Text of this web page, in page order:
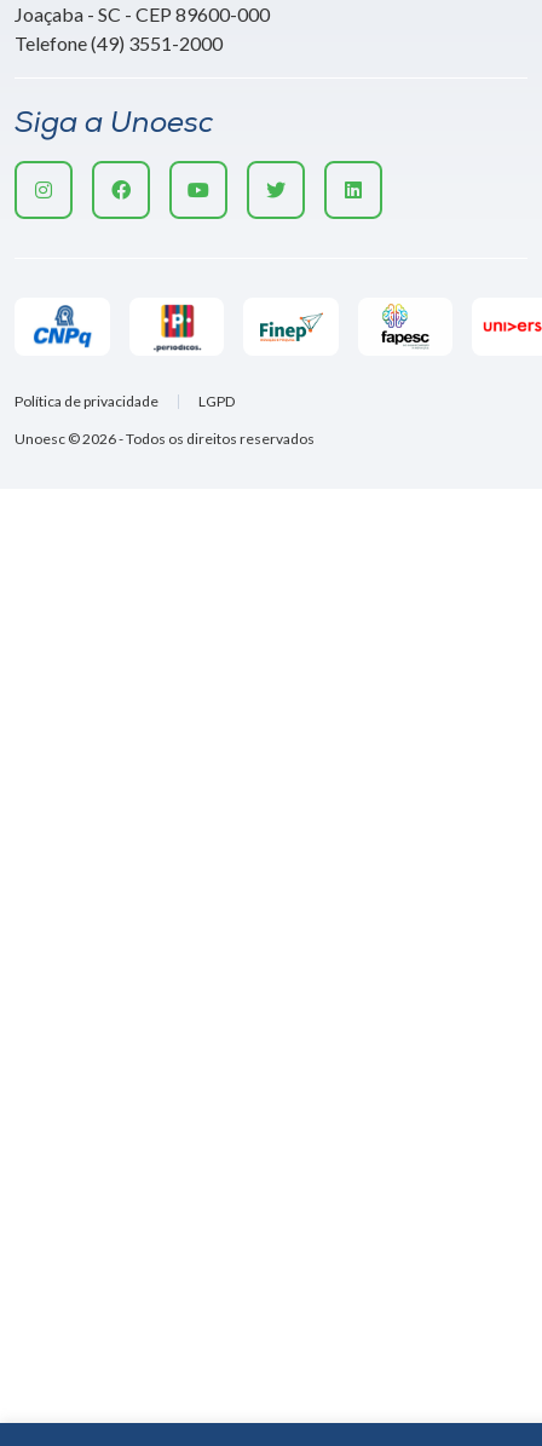
Joaçaba - SC - CEP 89600-000
Telefone (49) 3551-2000
Siga a Unoesc
Unoesc © 2026 - Todos os direitos reservados
Política de privacidade LGPD